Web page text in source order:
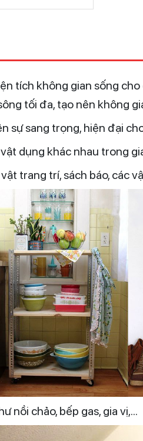
tích không gian sống
tối đa, tạo nên không
sự sang trọng, hiện đại
dụng khác nhau trong
trang trí, sách báo, các
nồi chảo, bếp gas, gia vị,...